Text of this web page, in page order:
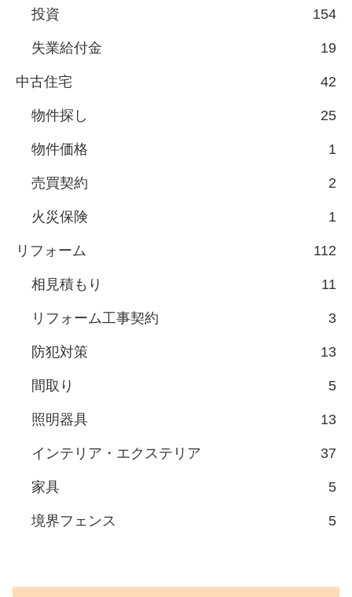
投資 154
失業給付金 19
中古住宅 42
物件探し 25
物件価格 1
売買契約 2
火災保険 1
リフォーム 112
相見積もり 11
リフォーム工事契約 3
防犯対策 13
間取り 5
照明器具 13
インテリア・エクステリア 37
家具 5
境界フェンス 5